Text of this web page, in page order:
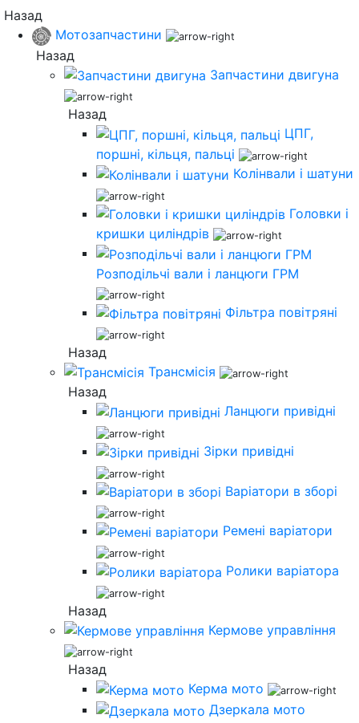
Назад
Мотозапчастини
Назад
Запчастини двигуна
Назад
ЦПГ,
поршні, кільця, пальці
Колінвали і шатуни
Головки і
кришки циліндрів
Розподільчі вали і ланцюги ГРМ
Фільтра повітряні
Назад
Трансмісія
Назад
Ланцюги привідні
Зірки привідні
Варіатори в зборі
Ремені варіатори
Ролики варіатора
Назад
Кермове управління
Назад
Керма мото
Дзеркала мото